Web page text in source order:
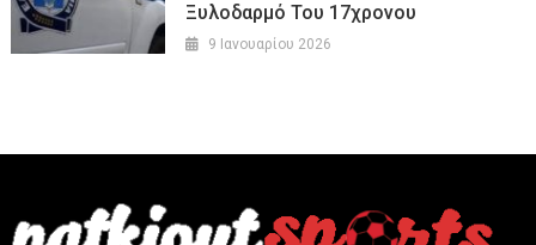
Ξυλοδαρμό Του 17χρονου
9 Ιανουαρίου 2026